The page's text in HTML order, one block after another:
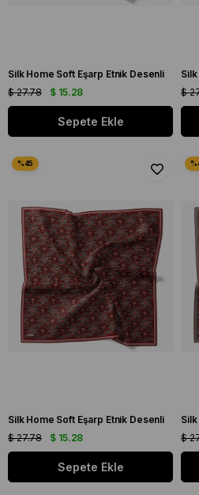
Silk Home Soft Eşarp Etnik Desenli
$ 15.28
$ 27.78
Sepete Ekle
$
Silk Home Soft Eşarp Etnik Desenli
$ 15.28
$ 27.78
Sepete Ekle
$